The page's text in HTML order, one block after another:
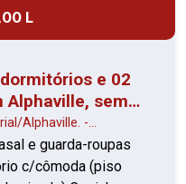
L
e 02
Alphaville, semi
Alphaville. -
e guarda-roupas
c/cômoda (piso